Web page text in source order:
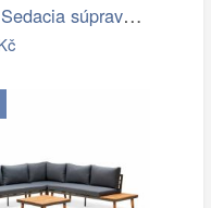
Brafab Sedacia súprava BELFORT čierna -…